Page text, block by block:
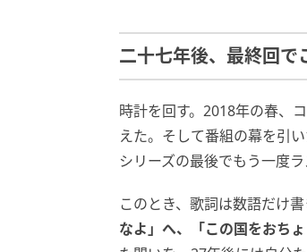
二十七年後、最終回で
時計を回す。2018年の春、
えた。そして番組の幕を引
シリーズの最後でもう一度
このとき、歌詞は数語だけ書
なよ」へ、「この国をおち